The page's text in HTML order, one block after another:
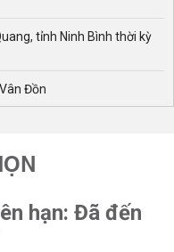
tỉnh Ninh Bình thời kỳ
Đồn
hạn: Đã đến